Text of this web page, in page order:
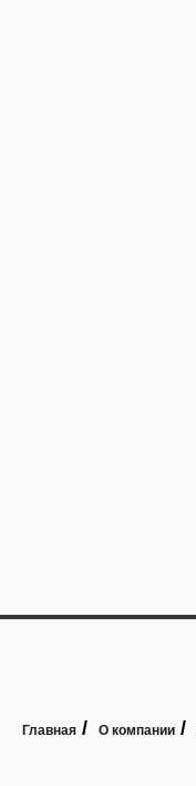
Главная / О компании /